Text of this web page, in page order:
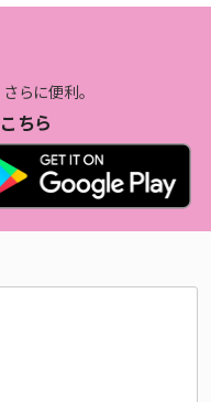
らに便利。
ちら